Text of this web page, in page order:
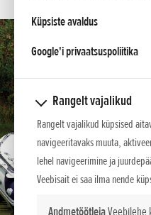
Küpsiste avaldus
Google'i privaatsuspoliitika
Rangelt vajalikud
Rangelt vajalikud küpsised
navigeeritavaks muuta,
lehel navigeerimine ja
Veebisait ei saa ilma nende
AndmetöötlejaVeebilehe